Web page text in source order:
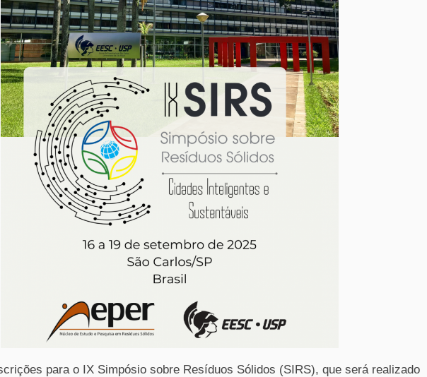
para o IX Simpósio sobre Resíduos Sólidos (SIRS), que será realizado